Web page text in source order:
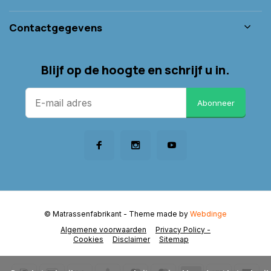
Contactgegevens
Blijf op de hoogte en schrijf u in.
Abonneer
Algemene voorwaarden
Privacy Policy -
Cookies
Disclaimer Sitemap
© Matrassenfabrikant - Theme made by Webdinge